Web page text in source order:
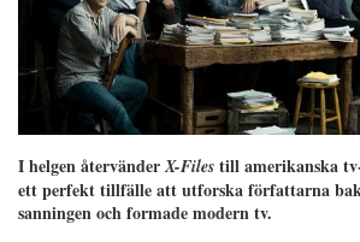
I helgen återvänderX-Files till amerikanska
ett perfekt tillfälle att utforska författarna
sanningen och formade modern tv.